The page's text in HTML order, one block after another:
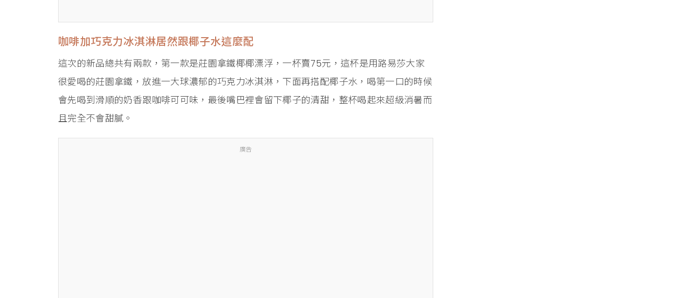
咖啡加巧克力冰淇淋居然跟椰子水這麼配
這次的新品總共有兩款，第一款是莊園拿鐵椰椰漂浮，一杯賣75元，這杯是用路易莎大家
很愛喝的莊園拿鐵，放進一大球濃郁的巧克力冰淇淋，下面再搭配椰子水，喝第一口的時候
會先喝到滑順的奶香跟咖啡可可味，最後嘴巴裡會留下椰子的清甜，整杯喝起來超級消暑而
且完全不會甜膩。
廣告